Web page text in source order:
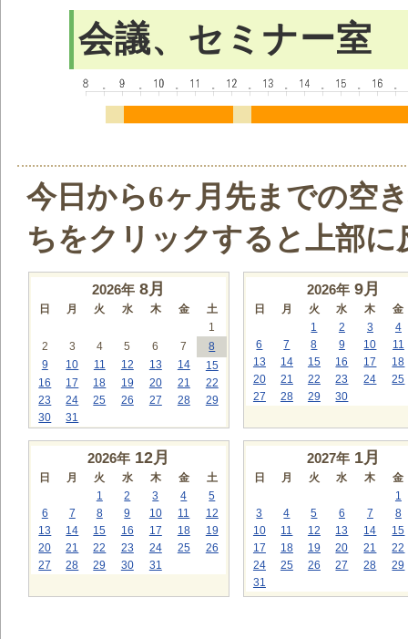
会議、セミナー室
今日から6ヶ月先までの空
ちをクリックすると上部に
2026年 8月
日 月 火 水 木 金
土
1
2
3 4 5 6 7
8
9
10 11 12 13 14
15
16
17 18 19 20 21
22
23
24 25 26 27 28
29
30
31
2026年 9月
日 月 火 水 木
金
1
2 3
4
6
7 8 9 10
11
13
14 15 16 17
18
20
21 22 23 24
25
27
28 29 30
2026年 12月
日 月 火 水 木 金
土
1
2 3 4
5
6
7 8 9 10 11
12
13
14 15 16 17 18
19
20
21 22 23 24 25
26
27
28 29 30 31
2027年 1月
日 月 火 水 木
金
1
3
4 5 6 7
8
10
11 12 13 14
15
17
18 19 20 21
22
24
25 26 27 28
29
31